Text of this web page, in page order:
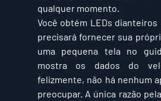
qualquer momento.
Você obtém LEDs
precisará fornecer sua
uma pequena tela no
mostra os dados do
felizmente, não há nenhum
preocupar. A única razão